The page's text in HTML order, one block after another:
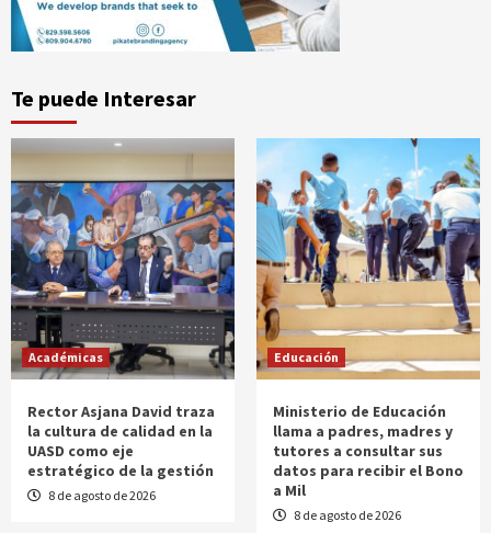
Te puede Interesar
Académicas
Rector Asjana David traza
la cultura de calidad en la
UASD como eje
estratégico de la gestión
8 de agosto de 2026
Educación
Ministerio de Educación
llama a padres, madres y
tutores a consultar sus
datos para recibir el Bono
a Mil
8 de agosto de 2026